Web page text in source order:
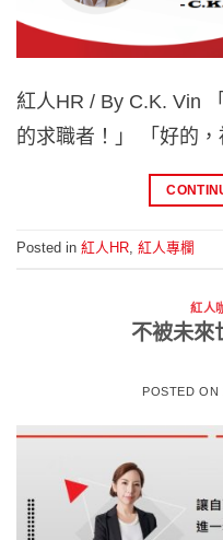
紅人HR / By C.K. Vin
的求職者！」 「好的
Posted in 紅人HR 紅人專欄
紅人
不被未來
POSTED ON